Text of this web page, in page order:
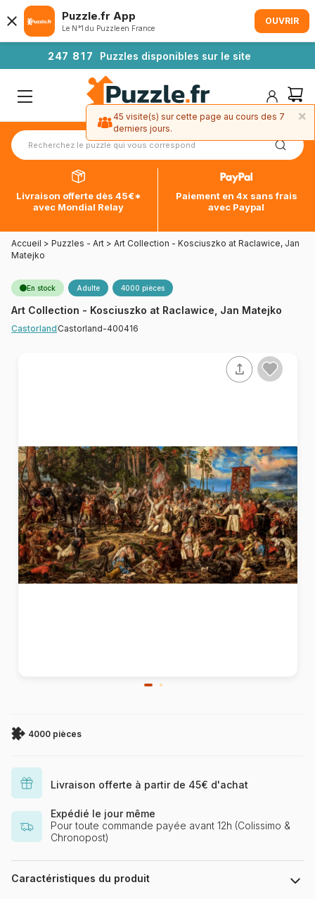
247 81 7 Puzzles disponibles sur le site
Livraison offerte dès 45€*
avec Mondial Relay
Paiement en 4x sans frais
avec Paypal
Accueil > Puzzles - Art > Art Collection - Kosciuszko at Raclawice, Jan
Matejko
En stock Adulte 4000 pièces
Art Collection - Kosciuszko at Raclawice, Jan Matejko
Castorland Castorland-400416
4000 pièces
Livraison offerte à partir de 45€ d'achat
Expédié le jour même
Pour toute commande payée avant 12h (Colissimo &
Chronopost)
Caractéristiques du produit
×
45 visite(s) sur cette page au cours des 7
derniers jours.
Puzzle.fr App
Le N°1 du Puzzle en France
OUVRIR